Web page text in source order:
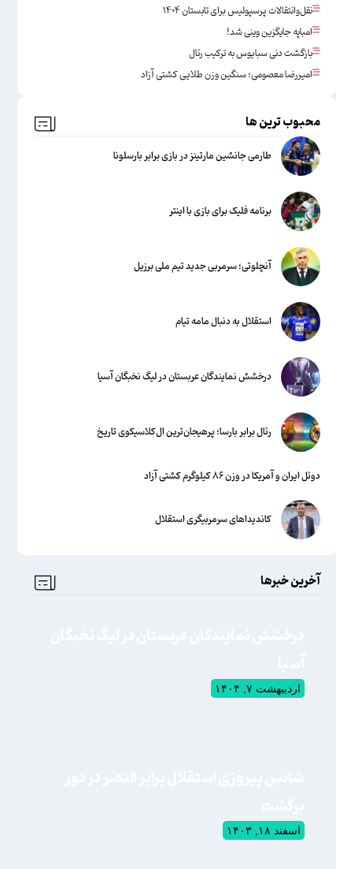
نقل‌وانتقالات پرسپولیس برای تابستان ۱۴۰۴
امباپه جایگزین وینی شد!
بازگشت دنی سبایوس به ترکیب رئال
امیررضا معصومی؛ سنگین وزن طلایی کشتی آزاد
محبوب ترین ها
طارمی جانشین مارتینز در بازی برابر بارسلونا
برنامه فلیک برای بازی با اینتر
آنچلوتی؛ سرمربی جدید تیم ملی برزیل
استقلال به دنبال مامه تیام
درخشش نمایندگان عربستان در لیگ نخبگان آسیا
رئال برابر بارسا؛ پرهیجان‌‌ترین ال‌کلاسیکوی تاریخ
دوئل ایران و آمریکا در وزن ۸۶ کیلوگرم کشتی آزاد
کاندیداهای سرمربیگری استقلال
آخرین خبرها
اردیبهشت ۷, ۱۴۰۴
اسفند ۱۸, ۱۴۰۳